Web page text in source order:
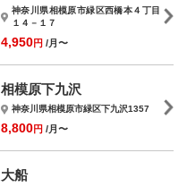
神奈川県相模原市緑区西橋本４丁目
１４－１７
4,950円 /月〜
相模原下九沢
神奈川県相模原市緑区下九沢1357
8,800円 /月〜
大船